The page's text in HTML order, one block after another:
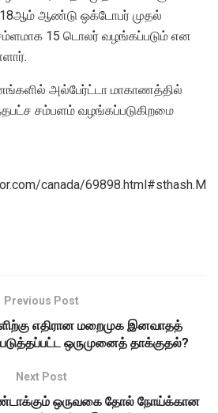
ஆண்டு ஒக்டோபர் முதல்
15 டொலர் வழங்கப்படும் என
அல்பேர்ட்டா மாகாணத்தில்
சம்பளம் வழங்கப்படுகிறமை
canada/69898.html#sthash.M
Previous Post
எதிரான மறைமுக இனவாதத்
ஒருமுனைத் தாக்குதல்?
Next Post
ஒருவகை தோல் நோய்க்கான